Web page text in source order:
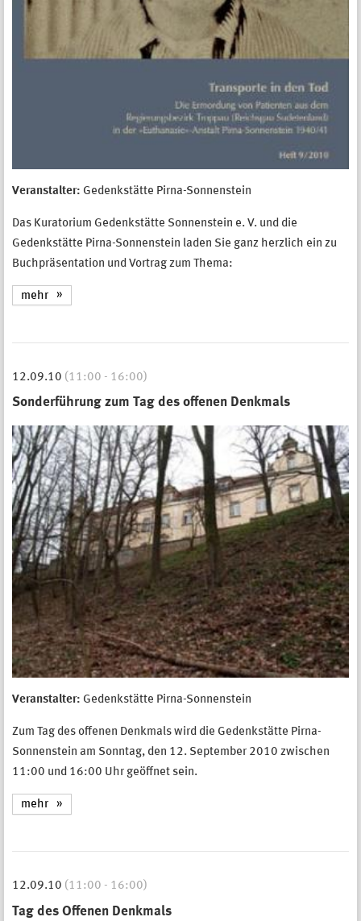
Veranstalter: Gedenkstätte Pirna-Sonnenstein
Das Kuratorium Gedenkstätte Sonnenstein e. V. und die
Gedenkstätte Pirna-Sonnenstein laden Sie ganz herzlich ein zu
Buchpräsentation und Vortrag zum Thema:
mehr
12.09.10 (11:00 - 16:00)
Sonderführung zum Tag des offenen Denkmals
Veranstalter: Gedenkstätte Pirna-Sonnenstein
Zum Tag des offenen Denkmals wird die Gedenkstätte Pirna-
Sonnenstein am Sonntag, den 12. September 2010 zwischen
11:00 und 16:00 Uhr geöffnet sein.
mehr
12.09.10 (11:00 - 16:00)
Tag des Offenen Denkmals